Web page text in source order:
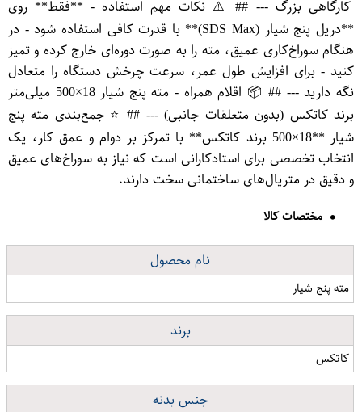
کارگاهی بزرگ --- ## ⚠️ نکات مهم استفاده - **فقط** روی
**دریل پنج شیار (SDS Max)** با قدرت کافی استفاده شود - در
هنگام سوراخ‌کاری عمیق، مته را به صورت دوره‌ای خارج کرده و تمیز
کنید - برای افزایش طول عمر، سرعت چرخش دستگاه را متعادل
نگه دارید --- ## 📦 اقلام همراه - مته پنج شیار 18×500 میلی‌متر
برند کاتکس (بدون متعلقات جانبی) --- ## ⭐ جمع‌بندی مته پنج
شیار **18×500 برند کاتکس** با تمرکز بر دوام و عمق کار، یک
انتخاب تخصصی برای استادکارانی است که نیاز به سوراخ‌های عمیق
و دقیق در متریال‌های ساختمانی سخت دارند.
مختصات کالا
نام محصول
مته پنج شیار
برند
کاتکس
جنس بدنه